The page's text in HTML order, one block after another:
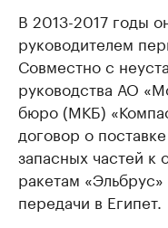
В 2013-2017 годы
руководителем
Совместно с
руководства АО
бюро (МКБ)
договор о
запасных частей к
ракетам
передачи в Египет.